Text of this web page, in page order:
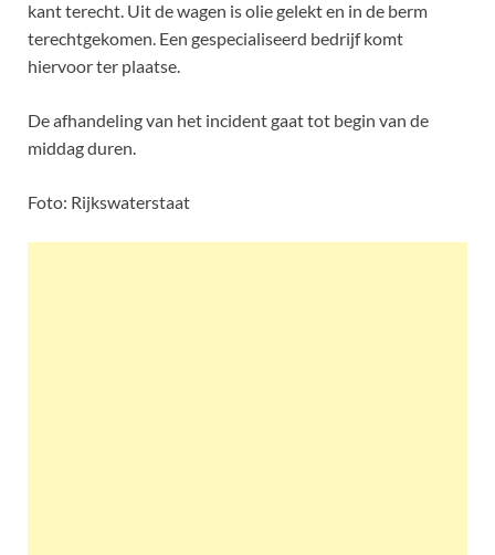
kant terecht. Uit de wagen is olie gelekt en in de berm
terechtgekomen. Een gespecialiseerd bedrijf komt
hiervoor ter plaatse.
De afhandeling van het incident gaat tot begin van de
middag duren.
Foto: Rijkswaterstaat